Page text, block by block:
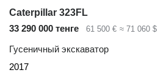
Caterpillar 323FL
33 290 000 тенге
61 500 € ≈ 71 060 $
Гусеничный экскаватор
2017